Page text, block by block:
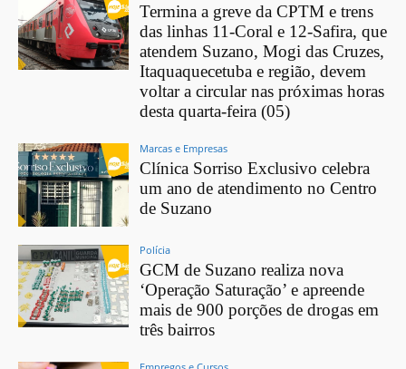
Termina a greve da CPTM e trens
das linhas 11-Coral e 12-Safira, que
atendem Suzano, Mogi das Cruzes,
Itaquaquecetuba e região, devem
voltar a circular nas próximas horas
desta quarta-feira (05)
Marcas e Empresas
Clínica Sorriso Exclusivo celebra
um ano de atendimento no Centro
de Suzano
Polícia
GCM de Suzano realiza nova
‘Operação Saturação’ e apreende
mais de 900 porções de drogas em
três bairros